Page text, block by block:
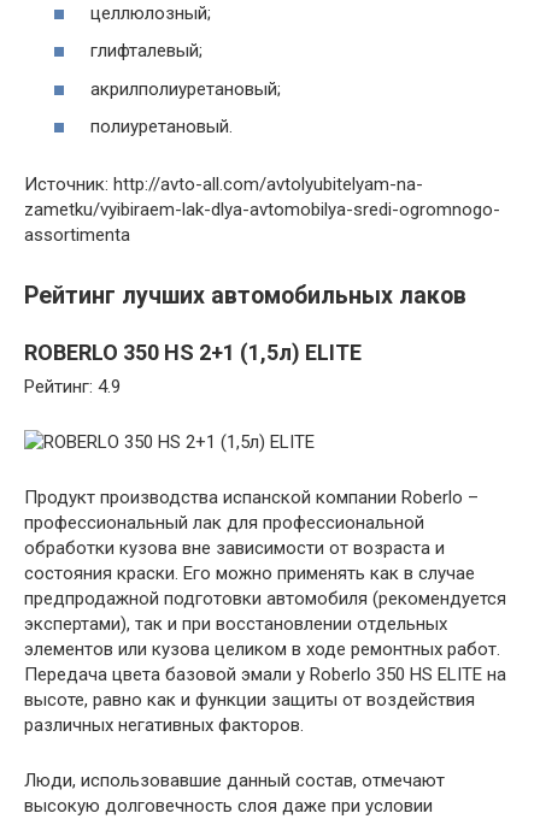
целлюлозный;
глифталевый;
акрилполиуретановый;
полиуретановый.
Источник: http://avto-all.com/avtolyubitelyam-na-
zametku/vyibiraem-lak-dlya-avtomobilya-sredi-ogromnogo-
assortimenta
Рейтинг лучших автомобильных лаков
ROBERLO 350 HS 2+1 (1,5л) ELITE
Рейтинг: 4.9
Продукт производства испанской компании Roberlo –
профессиональный лак для профессиональной
обработки кузова вне зависимости от возраста и
состояния краски. Его можно применять как в случае
предпродажной подготовки автомобиля (рекомендуется
экспертами), так и при восстановлении отдельных
элементов или кузова целиком в ходе ремонтных работ.
Передача цвета базовой эмали у Roberlo 350 HS ELITE на
высоте, равно как и функции защиты от воздействия
различных негативных факторов.
Люди, использовавшие данный состав, отмечают
высокую долговечность слоя даже при условии